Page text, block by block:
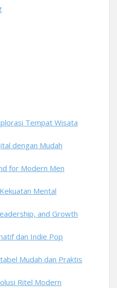
Tempat Wisata
dengan Mudah
for Modern Men
Mental
and Growth
dan Indie Pop
Mudah dan Praktis
Ritel Modern